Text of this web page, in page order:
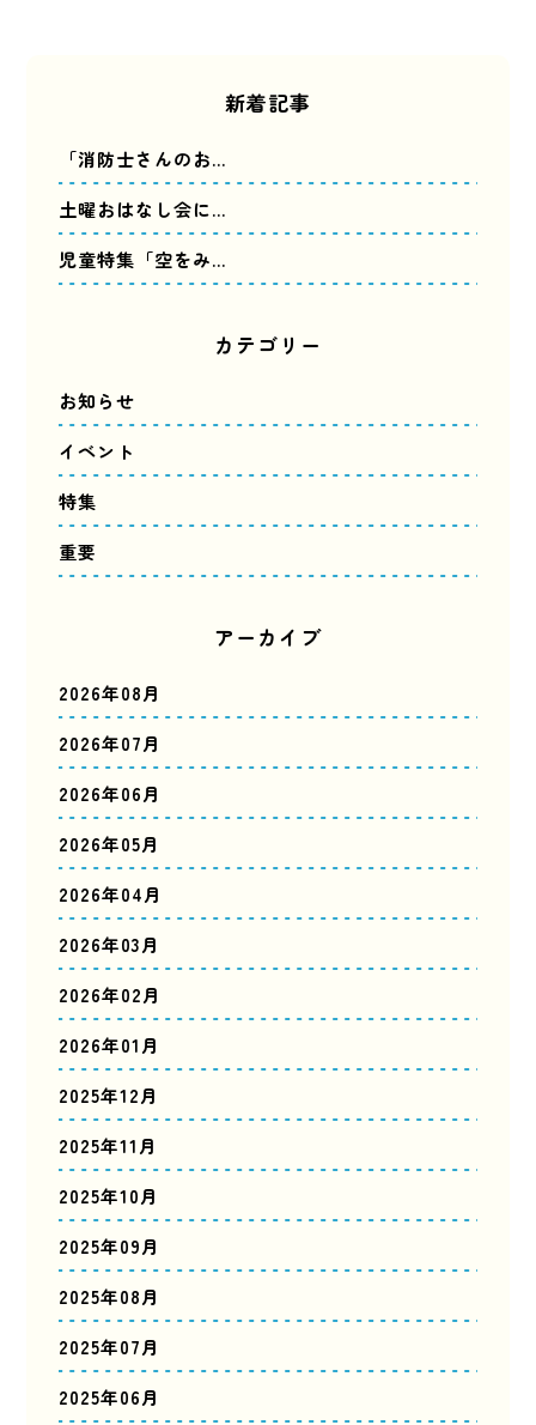
新着記事
「消防士さんのお…
土曜おはなし会に…
児童特集「空をみ…
カテゴリー
お知らせ
イベント
特集
重要
アーカイブ
2026年08月
2026年07月
2026年06月
2026年05月
2026年04月
2026年03月
2026年02月
2026年01月
2025年12月
2025年11月
2025年10月
2025年09月
2025年08月
2025年07月
2025年06月